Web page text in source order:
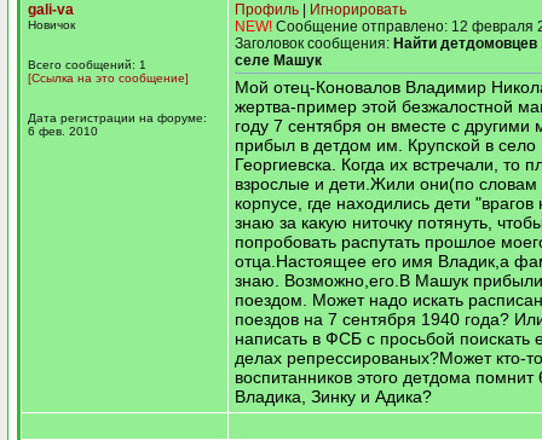
gali-va
Новичок
Всего сообщений: 1
[Ссылка на это сообщение]
Дата регистрации на форуме:
6 фев. 2010
Профиль
Игнорировать
NEW! Сообщение отправлено: 12 февраля
Заголовок сообщения: Найти детдомовцев
селе Машук
Мой отец-Коновалов Владимир
жертва-пример этой безжалостной
году 7 сентября он вместе с
прибыл в детдом им. Крупской в
Георгиевска. Когда их встречали, то
взрослые и дети.Жили они(по словам
корпусе, где находились дети
знаю за какую ниточку потянуть,
попробовать распутать прошлое
отца.Настоящее его имя Владик,а
знаю. Возможно,его.В Машук
поездом. Может надо искать
поездов на 7 сентября 1940 года?
написать в ФСБ с просьбой поискать
делах репрессированых?Может кто-
воспитанников этого детдома помнит
Владика, Зинку и Адика?